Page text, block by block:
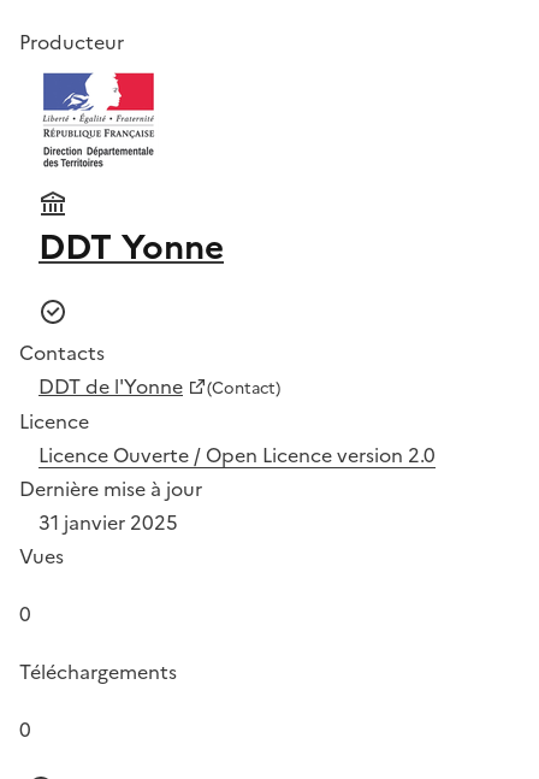
Producteur
DDT Yonne
Contacts
DDT de l'Yonne
(Contact)
Licence
Licence Ouverte / Open Licence version 2.0
Dernière mise à jour
31 janvier 2025
Vues
0
Téléchargements
0